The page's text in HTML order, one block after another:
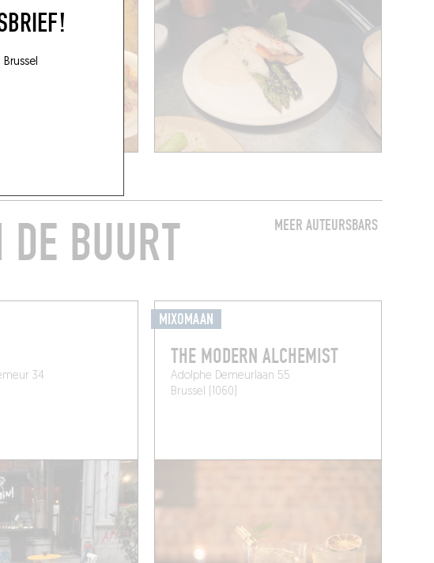
MEER AUTEURSBARS
BUURT
34
MIXOMAAN
THE MODERN ALCHEMIST
Adolphe Demeurlaan 55
Brussel (1060)